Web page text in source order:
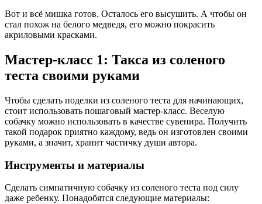
Вот и всё мишка готов. Осталось его высушить. А чтобы он
стал похож на белого медведя, его можно покрасить
акриловыми красками.
Мастер-класс 1: Такса из соленого
теста своими руками
Чтобы сделать поделки из соленого теста для начинающих,
стоит использовать пошаговый мастер-класс. Веселую
собачку можно использовать в качестве сувенира. Получить
такой подарок приятно каждому, ведь он изготовлен своими
руками, а значит, хранит частичку души автора.
Инструменты и материалы
Сделать симпатичную собачку из соленого теста под силу
даже ребенку. Понадобятся следующие материалы: